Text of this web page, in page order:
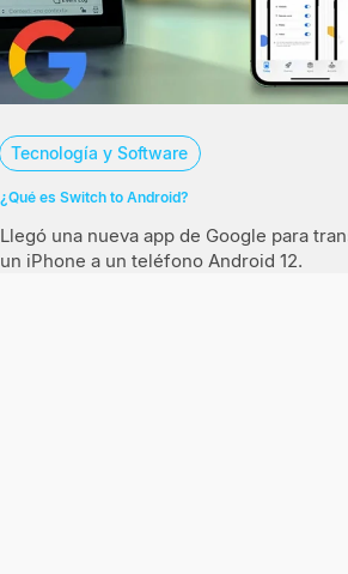
Tecnología y Software
¿Qué es Switch to Android?
Llegó una nueva app de Google para
un iPhone a un teléfono Android 12.